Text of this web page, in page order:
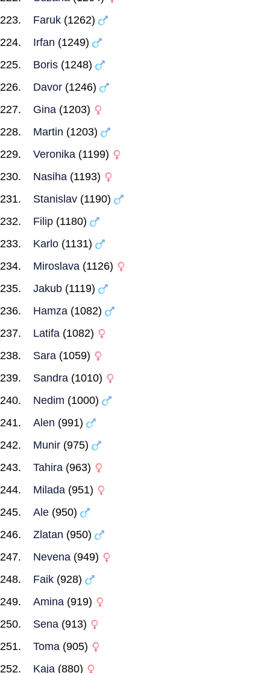
Faruk (1262)
Irfan (1249)
Boris (1248)
Davor (1246)
Gina (1203)
Martin (1203)
Veronika (1199)
Nasiha (1193)
Stanislav (1190)
Filip (1180)
Karlo (1131)
Miroslava (1126)
Jakub (1119)
Hamza (1082)
Latifa (1082)
Sara (1059)
Sandra (1010)
Nedim (1000)
Alen (991)
Munir (975)
Tahira (963)
Milada (951)
Ale (950)
Zlatan (950)
Nevena (949)
Faik (928)
Amina (919)
Sena (913)
Toma (905)
Kaja (880)